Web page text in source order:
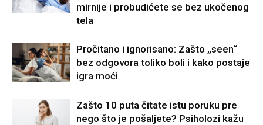
mirnije i probudićete se bez ukočenog
tela
Pročitano i ignorisano: Zašto „seen“
bez odgovora toliko boli i kako postaje
igra moći
Zašto 10 puta čitate istu poruku pre
nego što je pošaljete? Psiholozi kažu